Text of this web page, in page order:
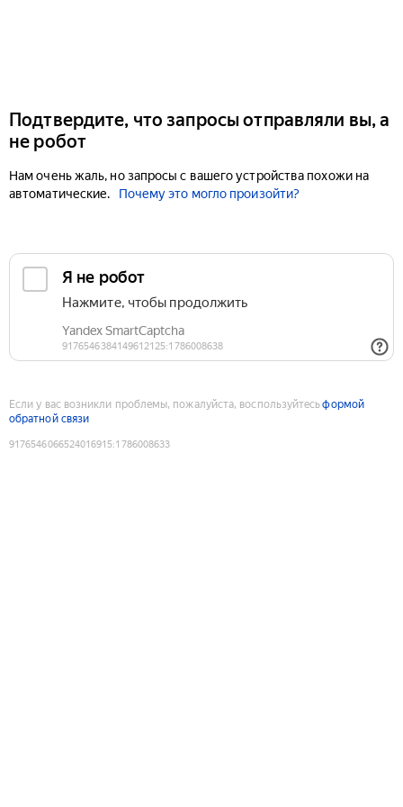
Подтвердите, что запросы отправляли вы, а
не робот
Нам очень жаль, но запросы с вашего устройства похожи на
автоматические.
Почему это могло произойти?
Если у вас возникли проблемы, пожалуйста, воспользуйтесьформой
обратной связи
9176546066524016915:1786008633